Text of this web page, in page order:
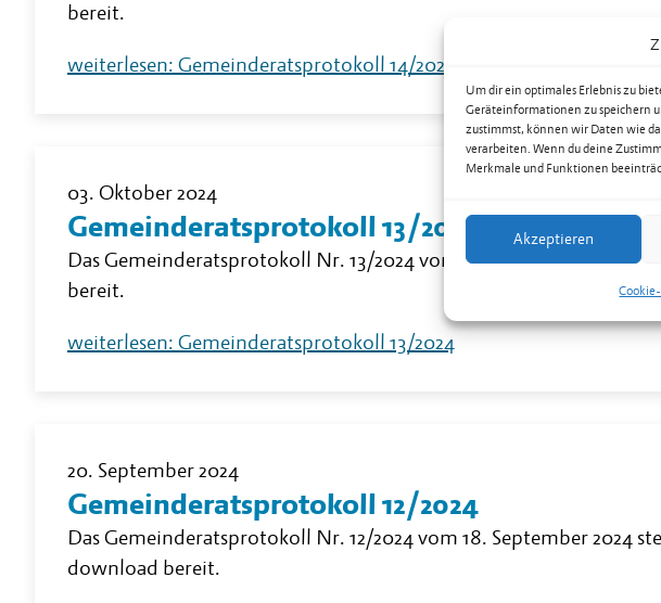
Um dir ein optimales Erlebnis zu
Geräteinformationen zu speichern
zustimmst, können wir Daten wie
verarbeiten. Wenn du deine
Merkmale und Funktionen
Akzeptieren
bereit.
weiterlesen: Gemeinderatsprotokoll 14/2024
03. Oktober 2024
Gemeinderatsprotokoll 13/2024
Das Gemeinderatsprotokoll Nr. 13/2024 vom 2. Oktober 2024 steht
bereit.
weiterlesen: Gemeinderatsprotokoll 13/2024
20. September 2024
Gemeinderatsprotokoll 12/2024
Das Gemeinderatsprotokoll Nr. 12/2024 vom 18. September 2024
download bereit.